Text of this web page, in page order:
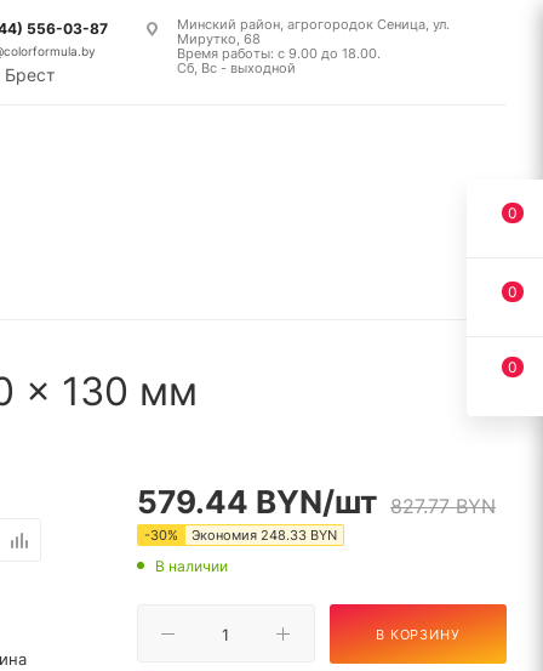
556-03-87
Брест
Минский район, агрогородок Сеница, ул.
Мирутко, 68
Время работы: с 9.00 до 18.00.
Сб, Вс - выходной
x 130 мм
579.44 BYN/шт 827.77BYN
-30% Экономия 248.33 BYN
В наличии
В КОРЗИНУ
0
0
0